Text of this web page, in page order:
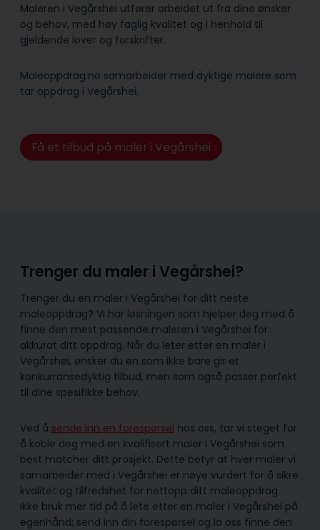
Maleren i Vegårshei utfører arbeidet ut fra dine ønsker
og behov, med høy faglig kvalitet og i henhold til
gjeldende lover og forskrifter.
Maleoppdrag.no samarbeider med dyktige malere som
tar oppdrag i Vegårshei.
Få et tilbud på maler i Vegårshei
Trenger du maler i Vegårshei?
Trenger du en maler i Vegårshei for ditt neste
maleoppdrag? Vi har løsningen som hjelper deg med å
finne den mest passende maleren i Vegårshei for
akkurat ditt oppdrag. Når du leter etter en maler i
Vegårshei, ønsker du en som ikke bare gir et
konkurransedyktig tilbud, men som også passer perfekt
til dine spesifikke behov.
Ved å sende inn en forespørsel hos oss, tar vi steget for
å koble deg med en kvalifisert maler i Vegårshei som
best matcher ditt prosjekt. Dette betyr at hver maler vi
samarbeider med i Vegårshei er nøye vurdert for å sikre
kvalitet og tilfredshet for nettopp ditt maleoppdrag.
Ikke bruk mer tid på å lete etter en maler i Vegårshei på
egenhånd; send inn din forespørsel og la oss finne den